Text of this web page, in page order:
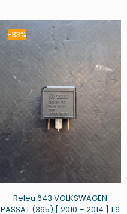
-33%
Releu 643 VOLKSWAGEN
PASSAT (365) [ 2010 – 2014 ] 1.6